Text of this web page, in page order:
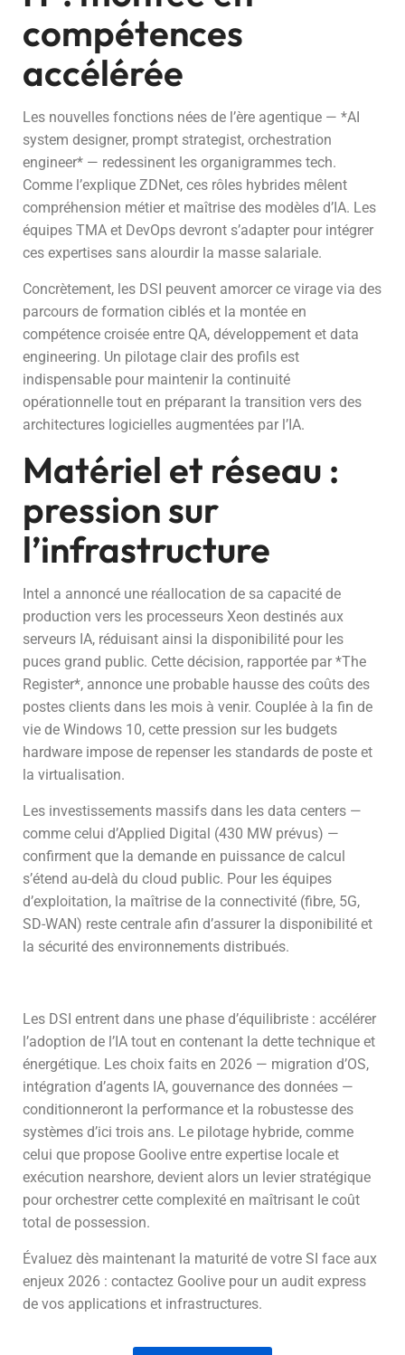
compétences
accélérée
Les nouvelles fonctions nées de l’ère agentique — *AI
system designer, prompt strategist, orchestration
engineer* — redessinent les organigrammes tech.
Comme l’explique ZDNet, ces rôles hybrides mêlent
compréhension métier et maîtrise des modèles d’IA. Les
équipes TMA et DevOps devront s’adapter pour intégrer
ces expertises sans alourdir la masse salariale.
Concrètement, les DSI peuvent amorcer ce virage via des
parcours de formation ciblés et la montée en
compétence croisée entre QA, développement et data
engineering. Un pilotage clair des profils est
indispensable pour maintenir la continuité
opérationnelle tout en préparant la transition vers des
architectures logicielles augmentées par l’IA.
Matériel et réseau :
pression sur
l’infrastructure
Intel a annoncé une réallocation de sa capacité de
production vers les processeurs Xeon destinés aux
serveurs IA, réduisant ainsi la disponibilité pour les
puces grand public. Cette décision, rapportée par *The
Register*, annonce une probable hausse des coûts des
postes clients dans les mois à venir. Couplée à la fin de
vie de Windows 10, cette pression sur les budgets
hardware impose de repenser les standards de poste et
la virtualisation.
Les investissements massifs dans les data centers —
comme celui d’Applied Digital (430 MW prévus) —
confirment que la demande en puissance de calcul
s’étend au-delà du cloud public. Pour les équipes
d’exploitation, la maîtrise de la connectivité (fibre, 5G,
SD-WAN) reste centrale afin d’assurer la disponibilité et
la sécurité des environnements distribués.
Les DSI entrent dans une phase d’équilibriste : accélérer
l’adoption de l’IA tout en contenant la dette technique et
énergétique. Les choix faits en 2026 — migration d’OS,
intégration d’agents IA, gouvernance des données —
conditionneront la performance et la robustesse des
systèmes d’ici trois ans. Le pilotage hybride, comme
celui que propose Goolive entre expertise locale et
exécution nearshore, devient alors un levier stratégique
pour orchestrer cette complexité en maîtrisant le coût
total de possession.
Évaluez dès maintenant la maturité de votre SI face aux
enjeux 2026 : contactez Goolive pour un audit express
de vos applications et infrastructures.